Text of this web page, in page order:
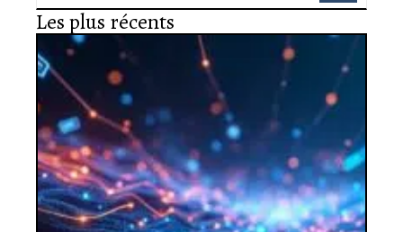
Les plus récents